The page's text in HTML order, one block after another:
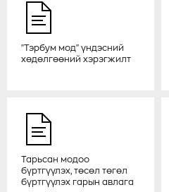
УРГАЖ
2024-04-
БИЧИГ
EARTH
"Тэрбум мод" үндэсний
хөдөлгөөний хэрэгжилт
Тарьсан модоо
бүртгүүлэх, төсөл төгөл
бүртгүүлэх гарын авлага